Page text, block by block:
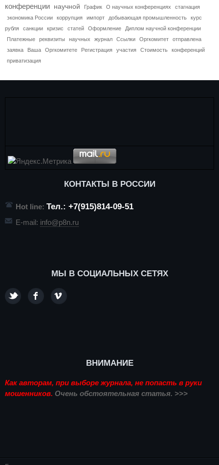
конференции научной График О научных конференциях
стагнация
экономика России
коррупция импорт добывающая промышленность
курс
рубля
санкции кризис статей Оформление
Диплом научной конференции
Платежные
реквизиты научных журнал Ссылки Оргкомитет
отправлена
заявка
Ваша Оргкомитете Регистрация участия Стоимость
конференций
приватизация
КОНТАКТЫ В РОССИИ
Hot line: Тел.: +7(915)814-09-51
E-mail: info@p8n.ru
МЫ В СОЦИАЛЬНЫХ СЕТЯХ
ВНИМАНИЕ
Как авторам, при выборе журнала, не попасть в руки
мошенников. Очень обстоятельная статья. >>>